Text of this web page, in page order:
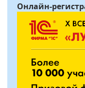
Онлайн-